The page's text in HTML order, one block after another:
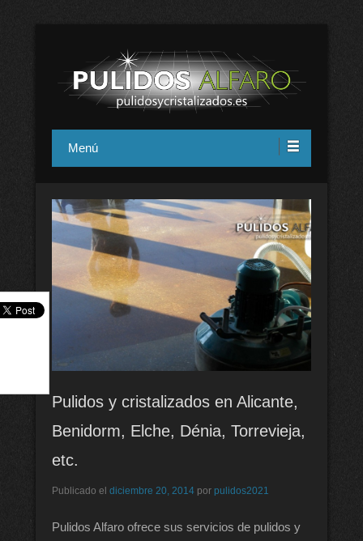
Pulidos y cristalizados Alfaro en
Alicante
Menú
Pulidos y cristalizados en Alicante,
Benidorm, Elche, Dénia, Torrevieja,
etc.
Publicado el diciembre 20, 2014 por pulidos2021
Pulidos Alfaro ofrece sus servicios de pulidos y